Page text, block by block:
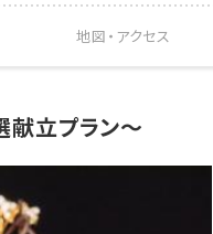
地図・ アクセス
献立プラン～